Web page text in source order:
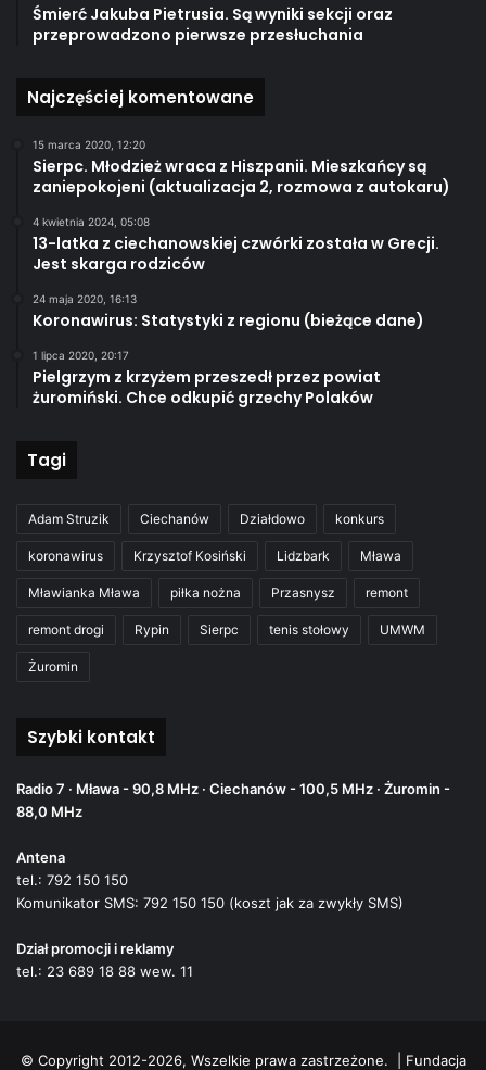
Śmierć Jakuba Pietrusia. Są wyniki sekcji oraz
przeprowadzono pierwsze przesłuchania
Najczęściej komentowane
15 marca 2020, 12:20
Sierpc. Młodzież wraca z Hiszpanii. Mieszkańcy są
zaniepokojeni (aktualizacja 2, rozmowa z autokaru)
4 kwietnia 2024, 05:08
13-latka z ciechanowskiej czwórki została w Grecji.
Jest skarga rodziców
24 maja 2020, 16:13
Koronawirus: Statystyki z regionu (bieżące dane)
1 lipca 2020, 20:17
Pielgrzym z krzyżem przeszedł przez powiat
żuromiński. Chce odkupić grzechy Polaków
Tagi
Adam Struzik Ciechanów Działdowo konkurs
koronawirus Krzysztof Kosiński Lidzbark Mława
Mławianka Mława piłka nożna Przasnysz remont
remont drogi Rypin Sierpc tenis stołowy UMWM
Żuromin
Szybki kontakt
Radio 7 · Mława - 90,8 MHz · Ciechanów - 100,5 MHz · Żuromin -
88,0 MHz
Antena
tel.: 792 150 150
Komunikator SMS: 792 150 150 (koszt jak za zwykły SMS)
Dział promocji i reklamy
tel.: 23 689 18 88 wew. 11
© Copyright 2012-2026, Wszelkie prawa zastrzeżone. | Fundacja